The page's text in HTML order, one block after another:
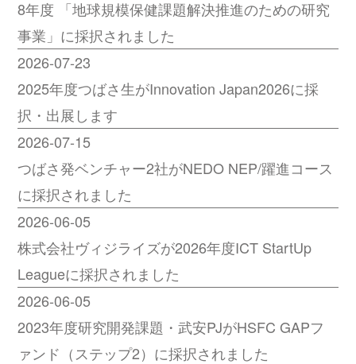
8年度 「地球規模保健課題解決推進のための研究
事業」に採択されました
2026-07-23
2025年度つばさ生がInnovation Japan2026に採
択・出展します
2026-07-15
つばさ発ベンチャー2社がNEDO NEP/躍進コース
に採択されました
2026-06-05
株式会社ヴィジライズが2026年度ICT StartUp
Leagueに採択されました
2026-06-05
2023年度研究開発課題・武安PJがHSFC GAPフ
ァンド（ステップ2）に採択されました